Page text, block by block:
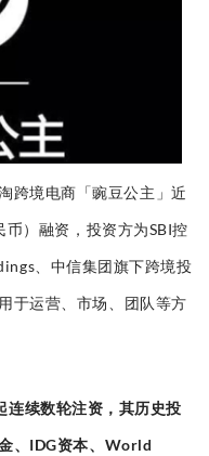
跨境电商「豌豆公主」近
）融资， 投资方为SBI控
、中信集团旗下跨境投
于运营、市场、团队等方
连续数轮注资，其历史投
、IDG资本、World